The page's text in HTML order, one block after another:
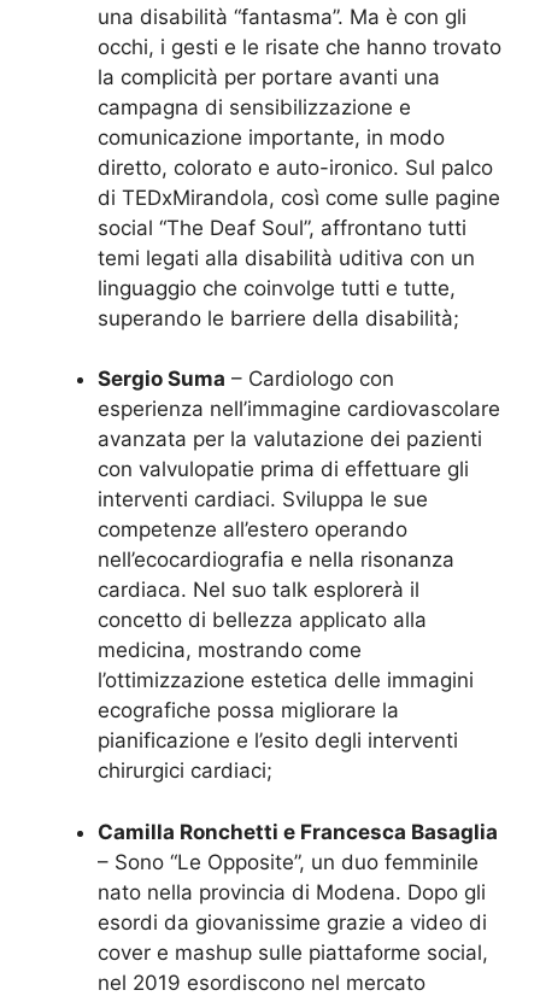
una disabilità “fantasma”. Ma è con gli
occhi, i gesti e le risate che hanno trovato
la complicità per portare avanti una
campagna di sensibilizzazione e
comunicazione importante, in modo
diretto, colorato e auto-ironico. Sul palco
di TEDxMirandola, così come sulle pagine
social “The Deaf Soul”, affrontano tutti
temi legati alla disabilità uditiva con un
linguaggio che coinvolge tutti e tutte,
superando le barriere della disabilità;
Sergio Suma – Cardiologo con
esperienza nell’immagine cardiovascolare
avanzata per la valutazione dei pazienti
con valvulopatie prima di effettuare gli
interventi cardiaci. Sviluppa le sue
competenze all’estero operando
nell’ecocardiografia e nella risonanza
cardiaca. Nel suo talk esplorerà il
concetto di bellezza applicato alla
medicina, mostrando come
l’ottimizzazione estetica delle immagini
ecografiche possa migliorare la
pianificazione e l’esito degli interventi
chirurgici cardiaci;
Camilla Ronchetti e Francesca Basaglia
– Sono “Le Opposite”, un duo femminile
nato nella provincia di Modena. Dopo gli
esordi da giovanissime grazie a video di
cover e mashup sulle piattaforme social,
nel 2019 esordiscono nel mercato